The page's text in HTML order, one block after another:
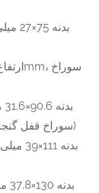
متر، سوراخ های نصب 5×M4 (سوراخ قفل گنجانده شده است)